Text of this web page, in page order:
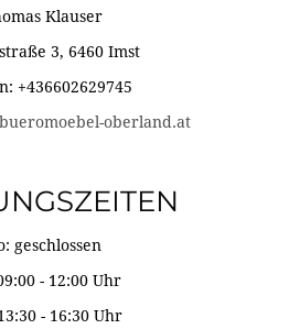
Klauser
3, 6460 Imst
+436602629745
oberland.at
geschlossen
- 12:00 Uhr
- 16:30 Uhr